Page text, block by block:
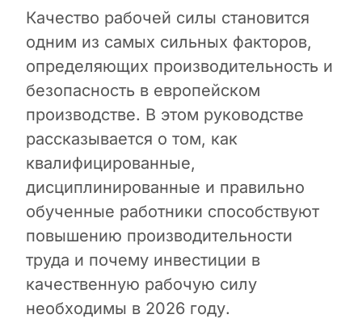
Качество рабочей силы становится
одним из самых сильных факторов,
определяющих производительность и
безопасность в европейском
производстве. В этом руководстве
рассказывается о том, как
квалифицированные,
дисциплинированные и правильно
обученные работники способствуют
повышению производительности
труда и почему инвестиции в
качественную рабочую силу
необходимы в 2026 году.